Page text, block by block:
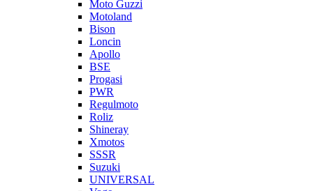
Moto Guzzi
Motoland
Bison
Loncin
Apollo
BSE
Progasi
PWR
Regulmoto
Roliz
Shineray
Xmotos
SSSR
Suzuki
UNIVERSAL